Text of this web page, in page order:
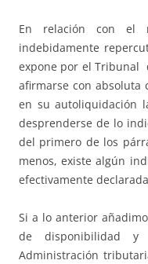
En relación con el
indebidamente
expone por el Tribunal
afirmarse con absoluta
en su autoliquidación
desprenderse de lo
del primero de los
menos, existe algún
efectivamente
Si a lo anterior
de disponibilidad
Administración